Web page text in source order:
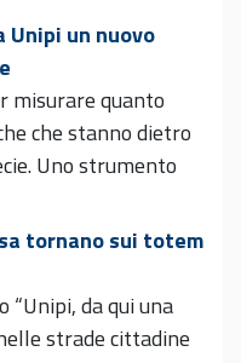
Unipi un nuovo
misurare quanto
che stanno dietro
Uno strumento
tornano sui totem
“Unipi, da qui una
strade cittadine